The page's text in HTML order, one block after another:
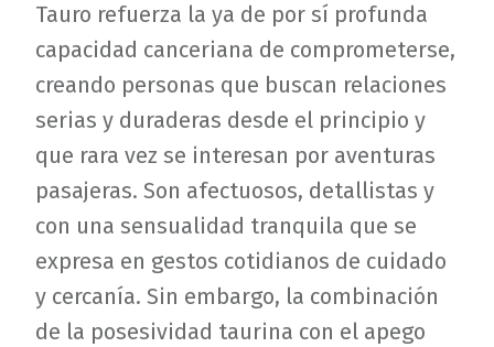
Tauro refuerza la ya de por sí profunda
capacidad canceriana de comprometerse,
creando personas que buscan relaciones
serias y duraderas desde el principio y
que rara vez se interesan por aventuras
pasajeras. Son afectuosos, detallistas y
con una sensualidad tranquila que se
expresa en gestos cotidianos de cuidado
y cercanía. Sin embargo, la combinación
de la posesividad taurina con el apego